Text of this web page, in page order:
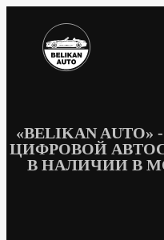
содержимому
«BELIKAN
ЦИФРОВОЙ
В НАЛИЧИИ В